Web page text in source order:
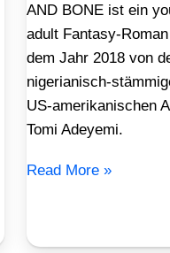
AND BONE ist ein
adult Fantasy-
dem Jahr 2018 von
nigerianisch-
US-amerikanischen
Tomi Adeyemi.
Read More »